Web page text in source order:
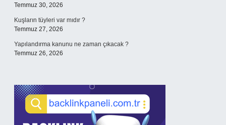
Temmuz 30, 2026
Kuşların tüyleri var mıdır ?
Temmuz 27, 2026
Yapılandırma kanunu ne zaman çıkacak ?
Temmuz 26, 2026